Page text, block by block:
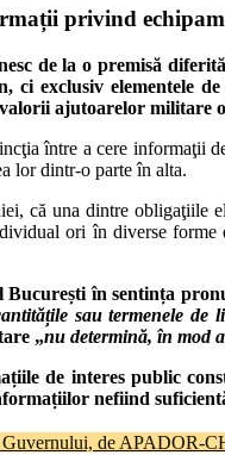
privind
de la o premisă
, ci exclusiv elementele
valorii ajutoarelor militare
între a cere informaţii
lor dintr-o parte în alta.
că una dintre obligaţiile
ori în diverse
în sentința
sau termenele
„nu determină, în mod
de interes public
nefiind
de APADOR-